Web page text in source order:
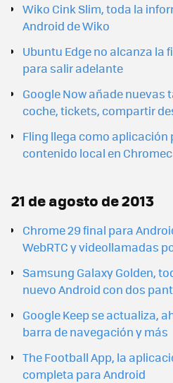
Wiko Cink Slim, toda la
Android de Wiko
Ubuntu Edge no alcanza la
para salir adelante
Google Now añade nuevas
coche, tickets, compartir
Fling llega como
contenido local en
21 de agosto de 2013
Chrome 29 final para
WebRTC y videollamadas
Samsung Galaxy Golden,
nuevo Android con dos
Google Keep se actualiza,
barra de navegación y más
The Football App, la
completa para Android